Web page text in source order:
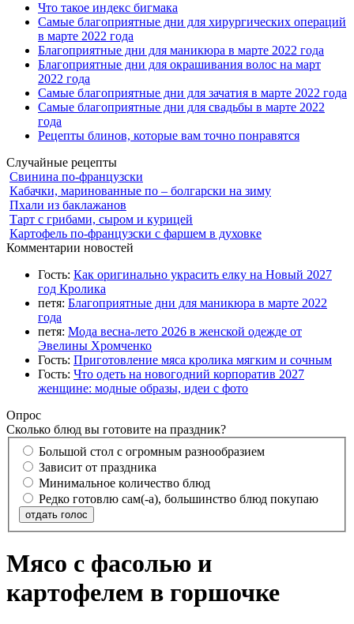
Что такое индекс бигмака
Самые благоприятные дни для хирургических операций
в марте 2022 года
Благоприятные дни для маникюра в марте 2022 года
Благоприятные дни для окрашивания волос на март
2022 года
Самые благоприятные дни для зачатия в марте 2022 года
Самые благоприятные дни для свадьбы в марте 2022
года
Рецепты блинов, которые вам точно понравятся
Случайные рецепты
Свинина по-французски
Кабачки, маринованные по – болгарски на зиму
Пхали из баклажанов
Тарт с грибами, сыром и курицей
Картофель по-французски с фаршем в духовке
Комментарии новостей
Гость: Как оригинально украсить елку на Новый 2027
год Кролика
петя: Благоприятные дни для маникюра в марте 2022
года
петя: Мода весна-лето 2026 в женской одежде от
Эвелины Хромченко
Гость: Приготовление мяса кролика мягким и сочным
Гость: Что одеть на новогодний корпоратив 2027
женщине: модные образы, идеи с фото
Опрос
Сколько блюд вы готовите на праздник?
Большой стол с огромным разнообразием
Зависит от праздника
Минимальное количество блюд
Редко готовлю сам(-а), большинство блюд покупаю
отдать голос
Мясо с фасолью и
картофелем в горшочке